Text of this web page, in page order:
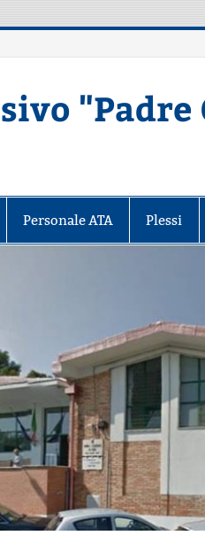
"Padre
Personale ATA Plessi